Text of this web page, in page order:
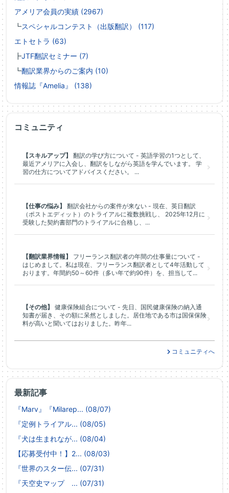
アメリア会員の実績 (2967)
┗スペシャルコンテスト（出版翻訳） (117)
エトセトラ (63)
┣JTF翻訳セミナー (7)
┗翻訳業界からのご案内 (10)
情報誌『Amelia』 (138)
最新記事
『Marv』『Milarep... (08/07)
『定例トライアル... (08/05)
『犬は生まれなが... (08/04)
【応募受付中！】2... (08/03)
『世界のスター伝... (07/31)
『天空史マップ ... (07/31)
コミュニティ
【スキルアップ】
翻訳の学び方について - 英語学習の1つとして、
最近アメリアに入会し、翻訳をしながら英語を学んでいます。 学
習の仕方についてアドバイスください。 ...
【仕事の悩み】
翻訳会社からの案件が来ない - 現在、英日翻訳
（ポストエディット）のトライアルに複数挑戦し、 2025年12月に
受験した契約書部門のトライアルに合格し、...
【翻訳業界情報】
フリーランス翻訳者の年間の仕事量について -
はじめまして。私は現在、フリーランス翻訳者として4年活動して
おります。年間約50～60件（多い年で約90件）を、担当して...
【その他】
健康保険組合について - 先日、国民健康保険の納入通
知書が届き、その額に呆然としました。居住地である市は国保保険
料が高いと聞いてはおりました。昨年...
コミュニティへ